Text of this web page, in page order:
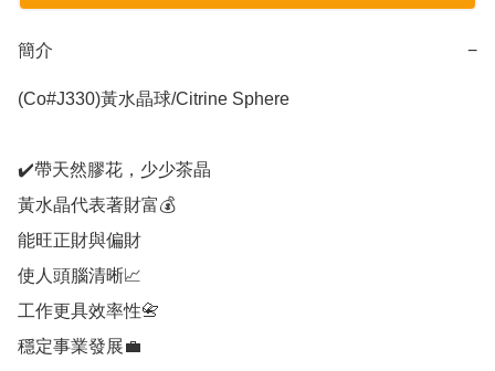
簡介 −
(Co#J330)黃水晶球/Citrine Sphere
✔️帶天然膠花，少少茶晶
黃水晶代表著財富💰
能旺正財與偏財
使人頭腦清晰📈
工作更具效率性📇
穩定事業發展💼